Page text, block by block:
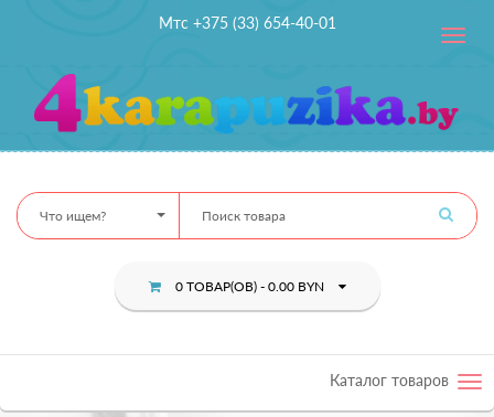
Мтс +375 (33) 654-40-01
Toggle
Что ищем?
0 ТОВАР(ОВ) - 0.00 BYN
Каталог товаров